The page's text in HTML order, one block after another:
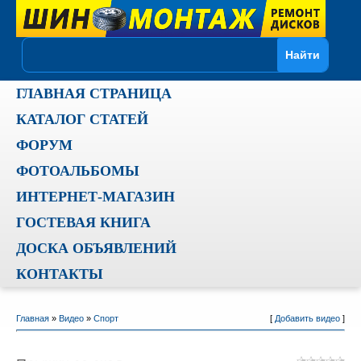
ГЛАВНАЯ СТРАНИЦА
КАТАЛОГ СТАТЕЙ
ФОРУМ
ФОТОАЛЬБОМЫ
ИНТЕРНЕТ-МАГАЗИН
ГОСТЕВАЯ КНИГА
ДОСКА ОБЪЯВЛЕНИЙ
КОНТАКТЫ
Главная» Видео» Спорт [ Добавить видео]